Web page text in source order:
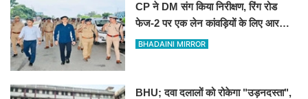
CP ने DM संग किया निरीक्षण, रिंग रोड
फेज-2 पर एक लेन कांवड़ियों के लिए आरक्षित
रखने के निर्देश
BHADAINI MIRROR
BHU; दवा दलालों को रोकेगा "उड़नदस्ता",